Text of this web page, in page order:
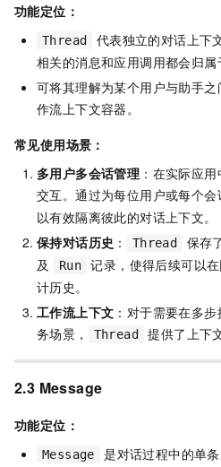
功能定位：
Thread
代表独立的对话上下
相关的消息和应用调用都会归属
可将其理解为某个用户与助手之
作流上下文容器。
常见使用场景：
多用户多会话管理 ：在实际应
交互。通过为每位用户或每个
以有效隔离彼此的对话上下文。
保持对话历史 ： Thread 保存
及 Run
记录，使得后续可以
计历史。
工作流上下文 ：对于需要在多
务场景，
Thread 提供了上下
2.3 Message
功能定位：
Message 是对话过程中的单